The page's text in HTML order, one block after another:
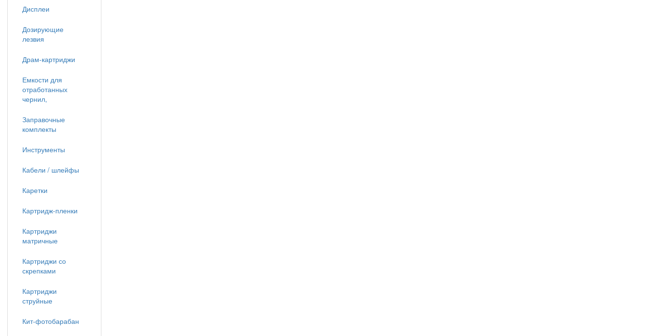
Дисплеи
Дозирующие
лезвия
Драм-картриджи
Емкости для
отработанных
чернил,
Заправочные
комплекты
Инструменты
Кабели / шлейфы
Каретки
Картридж-пленки
Картриджи
матричные
Картриджи со
скрепками
Картриджи
струйные
Кит-фотобарабан